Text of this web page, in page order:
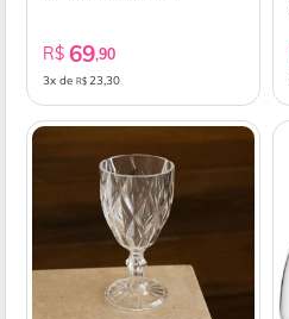
R$ 69,90
3x de R$ 23,30